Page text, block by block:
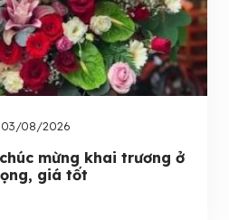
03/08/2026
mừng khai trương ở
giá tốt